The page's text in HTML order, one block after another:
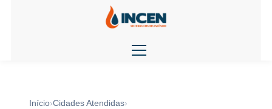
Início Cidades Atendidas